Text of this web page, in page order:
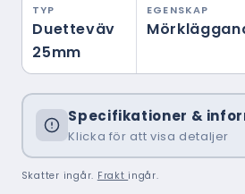
TYP
Duetteväv
25mm
EGENSKAP
Specifikationer &
Klicka för att visa detaljer
Skatter ingår. Fraktingår.